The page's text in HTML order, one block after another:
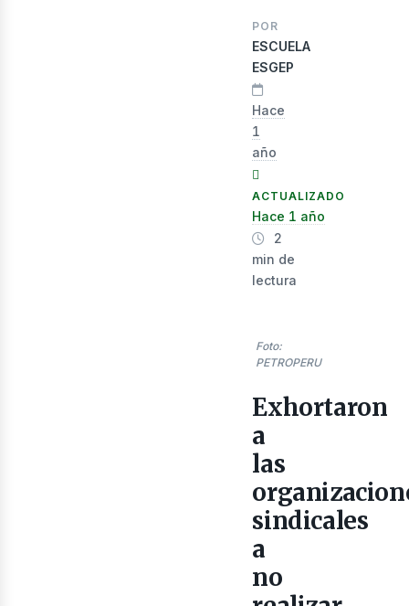
POR
ESCUELA
ESGEP
Hace
1
año
ACTUALIZADO
Hace 1 año
2
min de
lectura
Foto:
PETROPERU
Exhortaron
a
las
sindicales
a
no